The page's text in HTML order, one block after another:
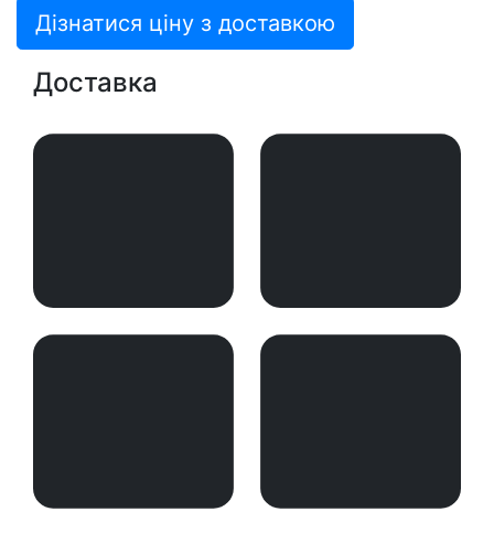
Дізнатися ціну з доставкою
Доставка